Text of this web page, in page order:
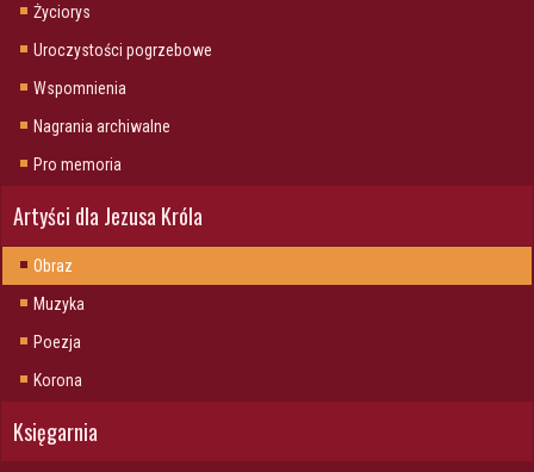
Życiorys
Uroczystości pogrzebowe
Wspomnienia
Nagrania archiwalne
Pro memoria
Artyści dla Jezusa Króla
Obraz
Muzyka
Poezja
Korona
Księgarnia